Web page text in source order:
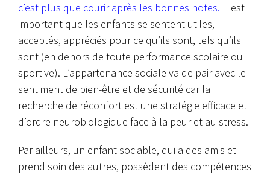
c’est plus que courir après les bonnes notes. Il est
important que les enfants se sentent utiles,
acceptés, appréciés pour ce qu’ils sont, tels qu’ils
sont (en dehors de toute performance scolaire ou
sportive). L’appartenance sociale va de pair avec le
sentiment de bien-être et de sécurité car la
recherche de réconfort est une stratégie efficace et
d’ordre neurobiologique face à la peur et au stress.
Par ailleurs, un enfant sociable, qui a des amis et
prend soin des autres, possèdent des compétences